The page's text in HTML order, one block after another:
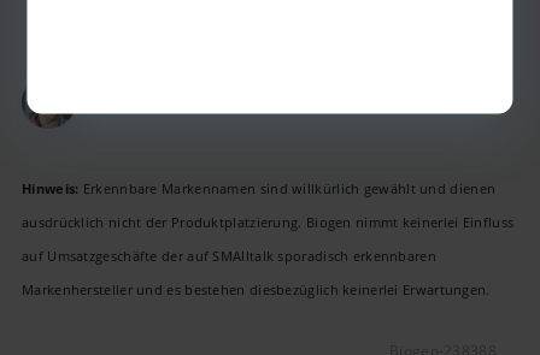
Hinweis: Erkennbare Markennamen sind willkürlich gewählt und dienen
ausdrücklich nicht der Produktplatzierung. Biogen nimmt keinerlei Einfluss
auf Umsatzgeschäfte der auf SMAlltalk sporadisch erkennbaren
Markenhersteller und es bestehen diesbezüglich keinerlei Erwartungen.